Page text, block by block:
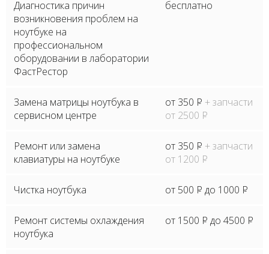
Диагностика причин
возникновения проблем на
ноутбуке на
профессиональном
оборудовании в лаборатории
ФастРестор
бесплатно
Замена матрицы ноутбука в
сервисном центре
от 350 P + запчасти
от 2500 P
Ремонт или замена
клавиатуры на ноутбуке
от 350 P + запчасти
от 1200 P
Чистка ноутбука от 500 P до 1000 P
Ремонт системы охлаждения
ноутбука
от 1500 P до 4500 P